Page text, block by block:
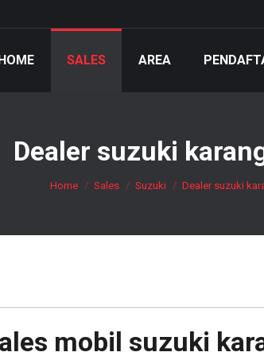
SALES AREA
Dealer suzuki
You are here:
Home Sales Suzuki Dealer suzuki
mobil suzuki